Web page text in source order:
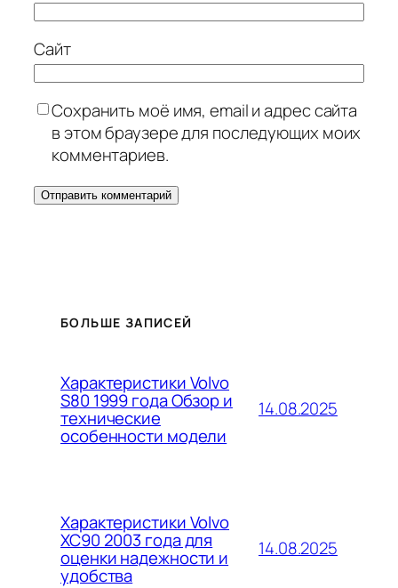
Сайт
Сохранить моё имя, email и адрес сайта
в этом браузере для последующих моих
комментариев.
БОЛЬШЕ ЗАПИСЕЙ
Характеристики Volvo
S80 1999 года Обзор и
технические
особенности модели
14.08.2025
Характеристики Volvo
XC90 2003 года для
оценки надежности и
удобства
14.08.2025